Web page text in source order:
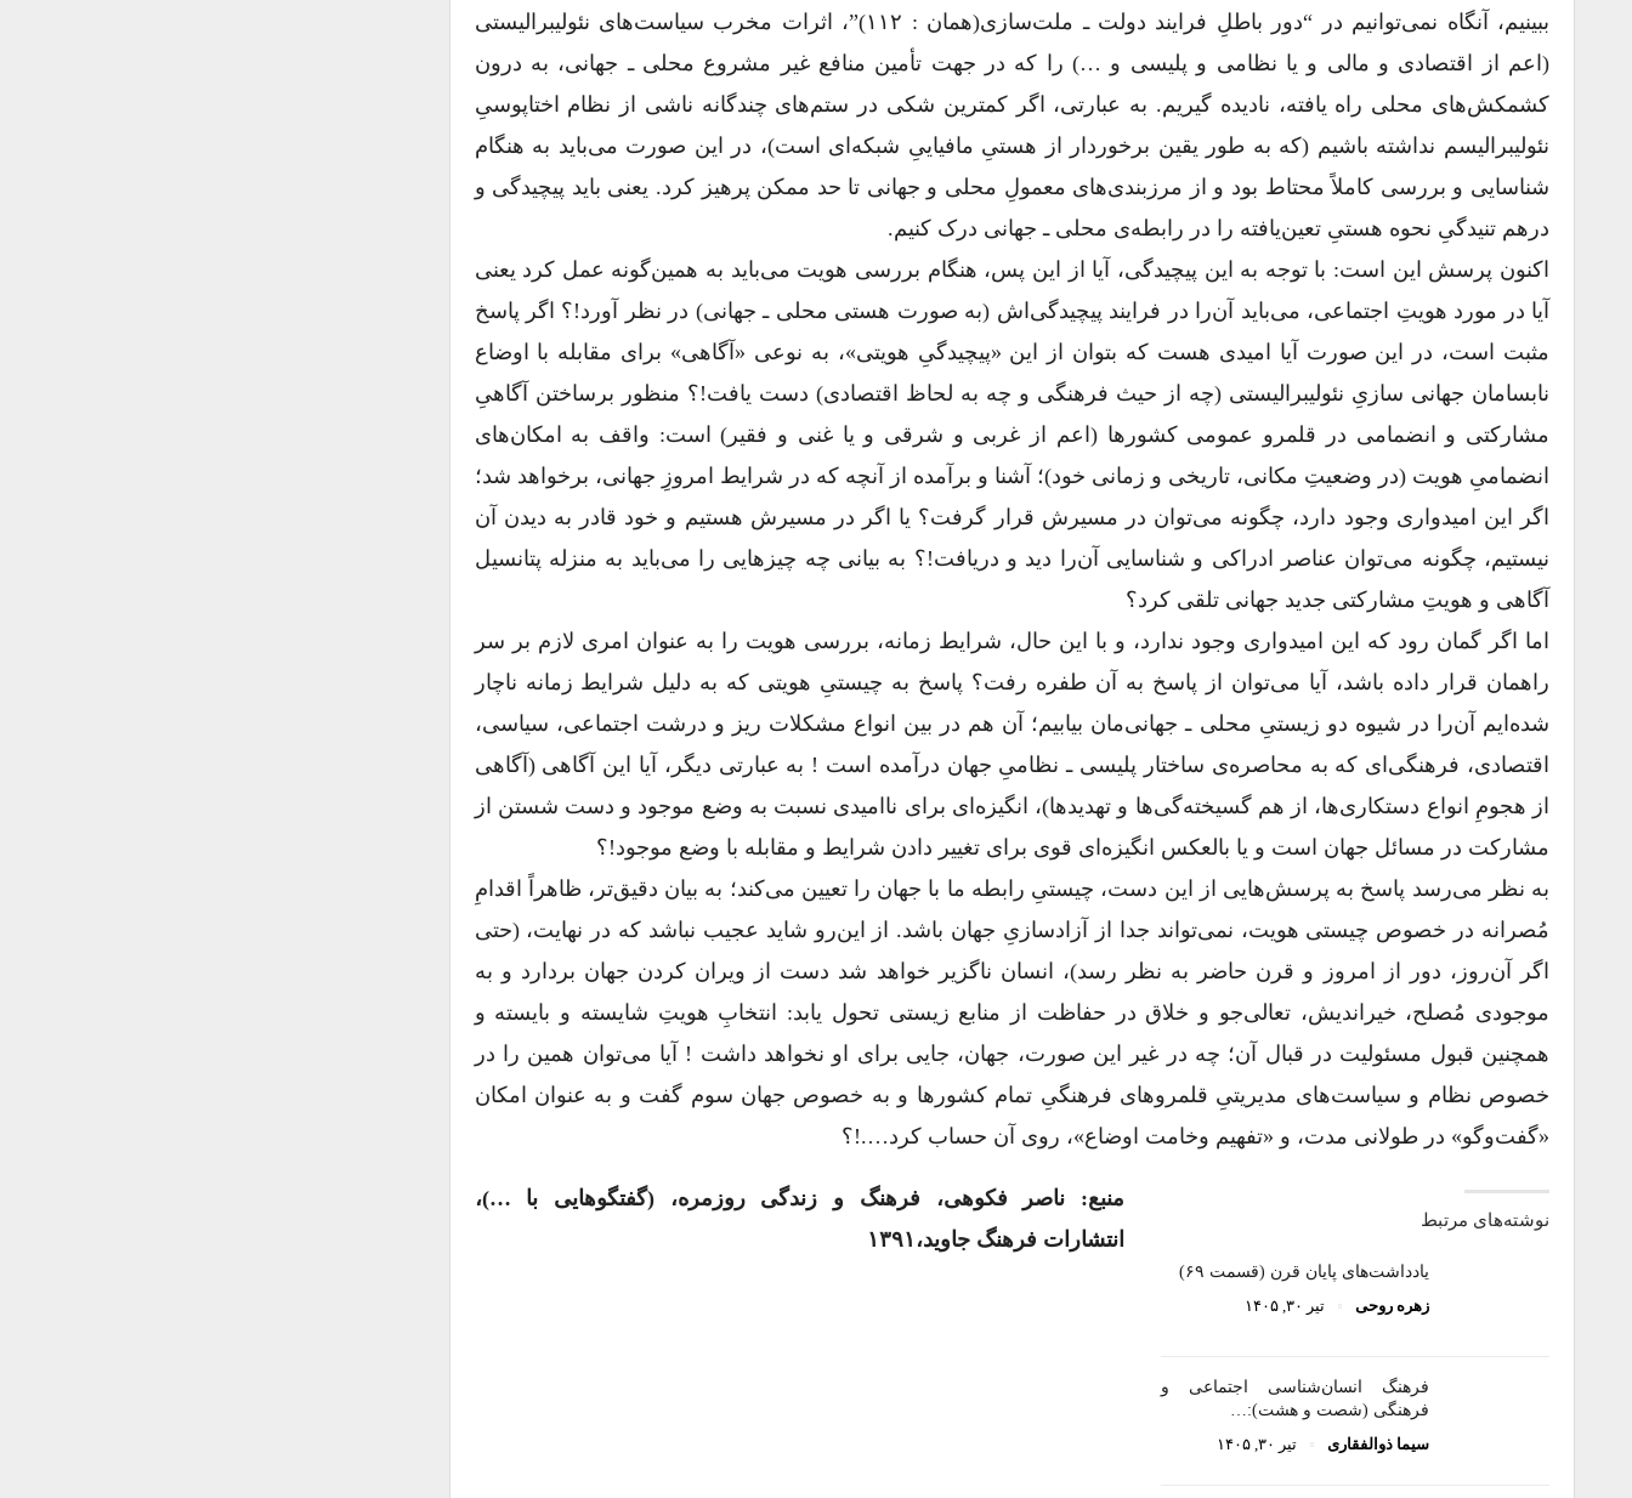
ببینیم، آنگاه نمی‌توانیم در “دور باطلِ فرایند دولت ـ ملت‌سازی(همان : ۱۱۲)”، اثرات مخرب سیاست‌های نئولیبرالیستی
(اعم از اقتصادی و مالی و یا نظامی و پلیسی و …) را که در جهت تأمین منافع غیر مشروع محلی ـ جهانی، به درون
کشمکش‌های محلی راه یافته، نادیده گیریم. به عبارتی، اگر کمترین شکی در ستم‌های چندگانه ناشی از نظام اختاپوسیِ
نئولیبرالیسم نداشته باشیم (که به طور یقین برخوردار از هستیِ مافیاییِ شبکه‌ای است)، در این صورت می‌باید به هنگام
شناسایی و بررسی کاملاً محتاط بود و از مرزبندی‌های معمولِ محلی و جهانی تا حد ممکن پرهیز کرد. یعنی باید پیچیدگی و
درهم تنیدگیِ نحوه هستیِ تعین‌یافته را در رابطه‌ی محلی ـ جهانی درک کنیم.
اکنون پرسش این است: با توجه به این پیچیدگی‌، آیا از این پس، هنگام بررسی هویت می‌باید به همین‌گونه عمل کرد یعنی
آیا در مورد هویتِ اجتماعی، می‌باید آ‌ن‌را در فرایند پیچیدگی‌اش (به صورت هستی محلی ـ جهانی) در نظر آورد!؟ اگر پاسخ
مثبت است، در این صورت آیا امیدی هست که بتوان از این «پیچیدگیِ هویتی»، به نوعی «آگاهی» برای مقابله با اوضاع
نابسامان جهانی‌ سازیِ نئولیبرالیستی (چه از حیث فرهنگی و چه به لحاظ اقتصادی) دست یافت!؟ منظور برساختن آگاهیِ
مشارکتی و انضمامی در قلمرو عمومی کشورها (اعم از غربی و شرقی و یا غنی و فقیر) است: واقف به امکان‌های
انضمامیِ هویت (در وضعیتِ مکانی، تاریخی و زمانی خود)؛ آشنا و برآمده از آنچه که در شرایط امروزِ جهانی،‌ برخواهد شد؛
اگر این امیدواری وجود دارد، چگونه می‌توان در مسیرش قرار گرفت؟ یا اگر در مسیرش هستیم و خود قادر به دیدن آن
نیستیم، چگونه می‌توان عناصر ادراکی و شناسایی آن‌را دید و دریافت!؟ به بیانی چه چیزهایی را می‌باید به منزله پتانسیل
آگاهی و هویتِ مشارکتی جدید جهانی تلقی کرد؟
اما اگر گمان ‌رود که این امیدواری وجود ندارد، و با این حال، شرایط زمانه، بررسی هویت را به عنوان امری لازم بر سر
راهمان قرار داده باشد، آیا می‌توان از پاسخ به آن طفره رفت؟ پاسخ به چیستیِ هویتی که به دلیل شرایط زمانه ناچار
شده‌‌ایم آن‌را در شیوه دو زیستیِ محلی ـ جهانی‌مان بیابیم؛ آن‌ هم در بین انواع مشکلات ریز و درشت اجتماعی، سیاسی،
اقتصادی، فرهنگی‌ای که به محاصره‌ی ساختار پلیسی ـ نظامیِ جهان درآمده است ! به عبارتی دیگر، آیا این آگاهی (آگاهی
از هجومِ انواع دستکاری‌ها، از هم گسیخته‌گی‌ها و تهدید‌ها)، انگیزه‌ا‌ی برای ناامیدی نسبت به وضع موجود و دست شستن از
مشارکت در مسائل جهان است و یا بالعکس انگیزه‌‌ای قوی برای تغییر دادن شرایط و مقابله با وضع موجود!؟
به نظر می‌رسد پاسخ به پرسش‌هایی از این دست، چیستیِ رابطه ما با جهان‌ را تعیین می‌کند؛ به بیان دقیق‌تر، ظاهراً اقدامِ
مُصرانه در خصوص چیستی هویت، نمی‌تواند جدا از آزادسازیِ جهان باشد. از این‌رو شاید عجیب نباشد که در نهایت، (حتی
اگر آن‌روز، دور از امروز و قرن حاضر به نظر رسد)، انسان ناگزیر خواهد شد دست از ویران کردن جهان بردارد و به
موجودی مُصلح، خیراندیش، تعالی‌جو و خلاق در حفاظت از منابع زیستی تحول یابد: انتخابِ هویتِ شایسته و بایسته و
همچنین قبول مسئولیت در قبال آن؛ چه در غیر این صورت، جهان، جایی برای او نخواهد داشت ! آیا می‌توان همین را در
خصوص نظام‌ و سیاست‌های مدیریتیِ قلمروهای فرهنگیِ تمام کشورها و به خصوص جهان سوم گفت و به عنوان امکان
«گفت‌وگو» در طولانی مدت، و «تفهیم وخامت اوضاع»، روی آن حساب کرد….!؟
نوشته‌های مرتبط
یادداشت‌های پایان قرن (قسمت ۶۹)
زهره روحی
تیر ۳۰, ۱۴۰۵
فرهنگ انسان‌شناسی اجتماعی و
فرهنگی (شصت و هشت):…
سیما ذوالفقاری
تیر ۳۰, ۱۴۰۵
منبع: ناصر فکوهی، فرهنگ و زندگی روزمره، (گفتگوهایی با …)،
انتشارات فرهنگ جاوید،۱۳۹۱